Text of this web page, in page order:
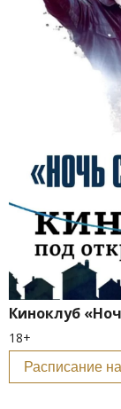
Киноклуб
18+